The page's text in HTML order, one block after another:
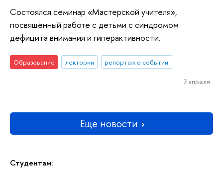
Студентам:
Состоялся семинар «Мастерской учителя»,
посвящённый работе с детьми с синдромом
дефицита внимания и гиперактивности.
Образование лектории репортаж о событии
7 апреля
Еще новости